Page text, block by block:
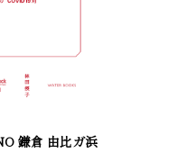
鎌倉 由比ガ浜